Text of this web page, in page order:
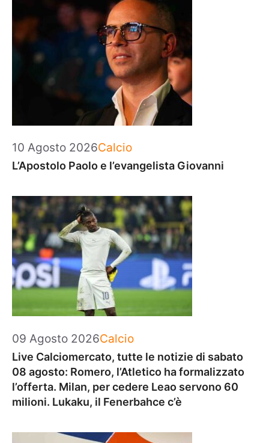
10 Agosto 2026Categorie
Calcio
L’Apostolo Paolo e l’evangelista Giovanni
09 Agosto 2026Categorie
Calcio
Live Calciomercato, tutte le notizie di sabato
08 agosto: Romero, l’Atletico ha formalizzato
l’offerta. Milan, per cedere Leao servono 60
milioni. Lukaku, il Fenerbahce c’è